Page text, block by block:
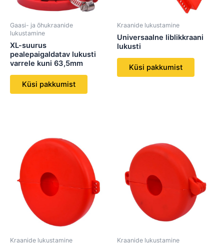
Gaasi- ja õhukraanide
lukustamine
XL-suurus
pealepaigaldatav lukusti
varrele kuni 63,5mm
Küsi pakkumist
Kraanide lukustamine
Universaalne liblikkraani
lukusti
Küsi pakkumist
Kraanide lukustamine Kraanide lukustamine